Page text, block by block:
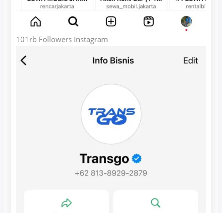
101rb Followers Instagram